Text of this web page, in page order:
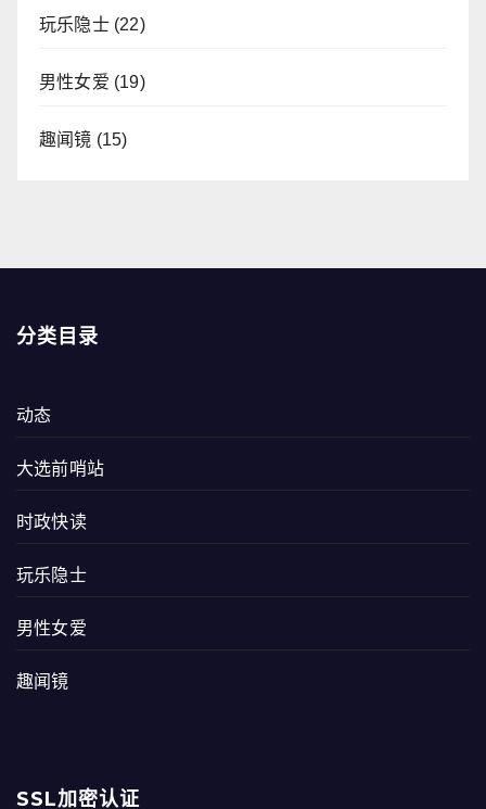
玩乐隐士(22)
男性女爱 (19)
趣闻镜 (15)
分类目录
动态
大选前哨站
时政快读
玩乐隐士
男性女爱
趣闻镜
SSL加密认证